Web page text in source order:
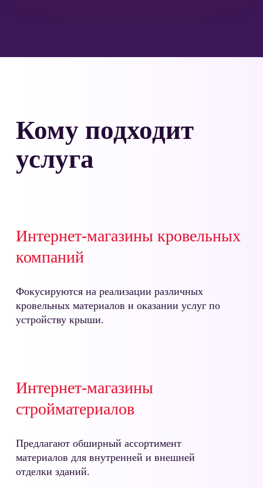
Кому подходит
услуга
Интернет-магазины кровельных
компаний
Фокусируются на реализации различных
кровельных материалов и оказании услуг по
устройству крыши.
Интернет-магазины
стройматериалов
Предлагают обширный ассортимент
материалов для внутренней и внешней
отделки зданий.